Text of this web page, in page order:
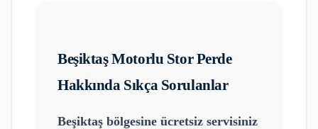
BeşiktaşMotorlu Stor Perde
Hakkında Sıkça Sorulanlar
Beşiktaş bölgesine ücretsiz servisiniz